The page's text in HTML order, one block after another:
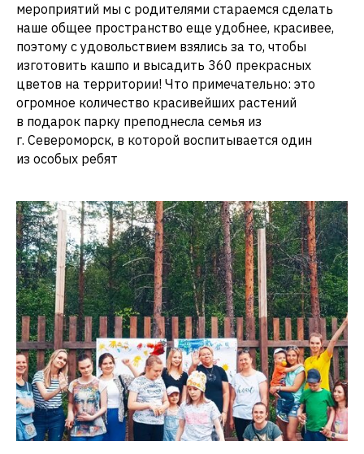
мероприятий мы с родителями стараемся сделать
наше общее пространство еще удобнее, красивее,
поэтому с удовольствием взялись за то, чтобы
изготовить кашпо и высадить 360 прекрасных
цветов на территории! Что примечательно: это
огромное количество красивейших растений
в подарок парку преподнесла семья из
г. Североморск, в которой воспитывается один
из особых ребят